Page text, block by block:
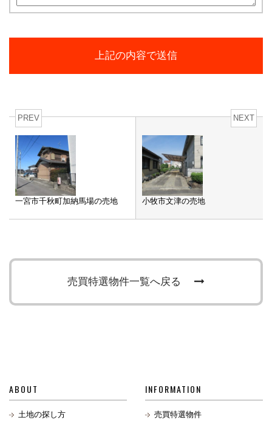
PREV
一宮市千秋町加納馬場の売地
NEXT
小牧市文津の売地
売買特選物件一覧へ戻る
ABOUT
土地の探し方
INFORMATION
売買特選物件